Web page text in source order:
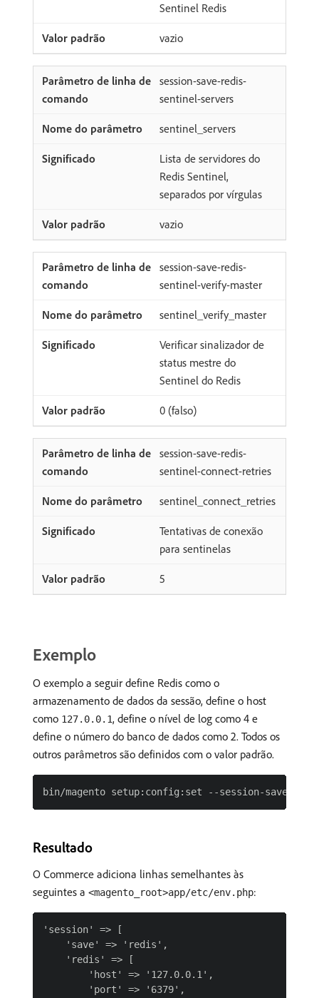
Sentinel Redis
vazio
session-save-redis-
sentinel-servers
sentinel_servers
Lista de servidores do
Redis Sentinel,
separados por vírgulas
vazio
session-save-redis-
sentinel-verify-master
sentinel_verify_master
Verificar sinalizador de
status mestre do
Sentinel do Redis
0 (falso)
session-save-redis-
sentinel-connect-retries
sentinel_connect_retries
Tentativas de conexão
para sentinelas
5
Exemplo
O exemplo a seguir define Redis como o
armazenamento de dados da sessão, define o host
como 127.0.0.1, define o nível de log como 4 e
define o número do banco de dados como 2. Todos os
outros parâmetros são definidos com o valor padrão.
Resultado
O Commerce adiciona linhas semelhantes às
seguintes a <magento_root>app/etc/env.php:
'session' => [
    'save' => 'redis',
    'redis' => [
        'host' => '127.0.0.1',
        'port' => '6379',